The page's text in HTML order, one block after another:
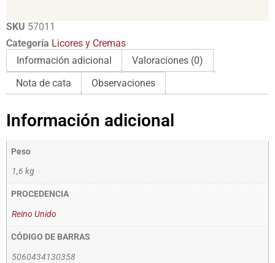
SKU 57011
Categoría Licores y Cremas
Información adicional
Valoraciones (0)
Nota de cata
Observaciones
Información adicional
Peso
1,6 kg
PROCEDENCIA
Reino Unido
CÓDIGO DE BARRAS
5060434130358